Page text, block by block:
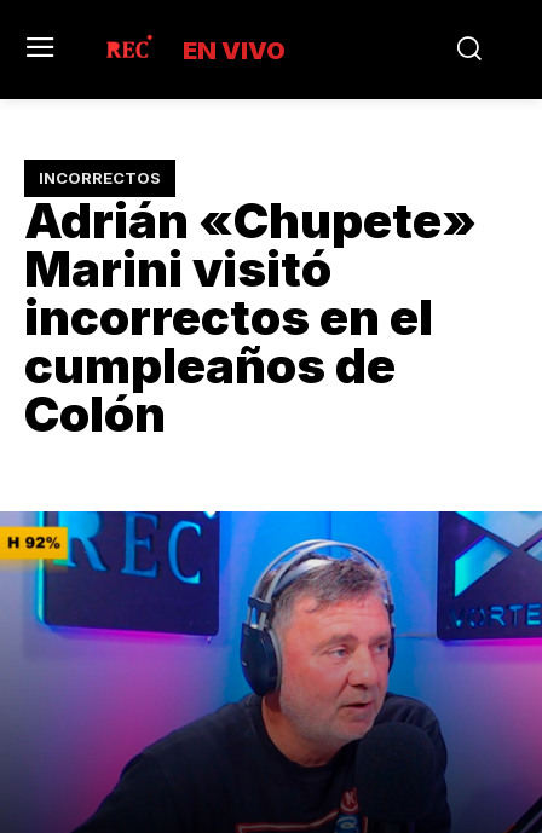
EN VIVO
INCORRECTOS
Adrián «Chupete»
Marini visitó
incorrectos en el
cumpleaños de
Colón